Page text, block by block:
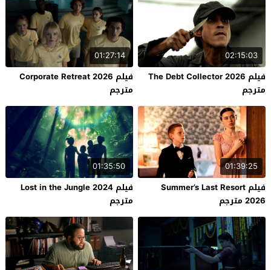
02:15:03
فيلم The Debt Collector 2026
مترجم
01:27:14
فيلم Corporate Retreat 2026
مترجم
01:39:25
فيلم Summer’s Last Resort
2026 مترجم
01:35:50
فيلم Lost in the Jungle 2024
مترجم